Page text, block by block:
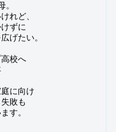
。
れど、
ずに
げたい。
校へ
に向け
敗も
す。